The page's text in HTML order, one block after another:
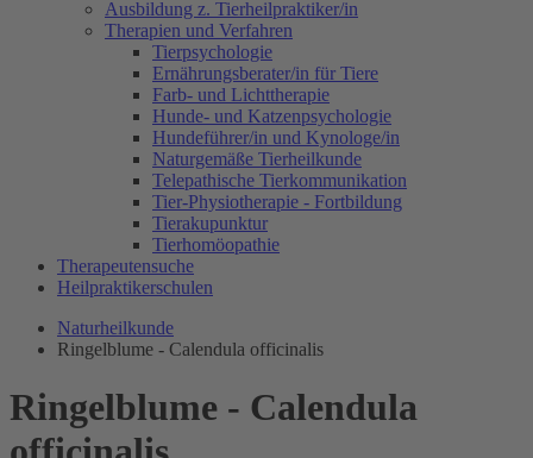
Ausbildung z. Tierheilpraktiker/in
Therapien und Verfahren
Tierpsychologie
Ernährungsberater/in für Tiere
Farb- und Lichttherapie
Hunde- und Katzenpsychologie
Hundeführer/in und Kynologe/in
Naturgemäße Tierheilkunde
Telepathische Tierkommunikation
Tier-Physiotherapie - Fortbildung
Tierakupunktur
Tierhomöopathie
Therapeutensuche
Heilpraktikerschulen
Naturheilkunde
Ringelblume - Calendula officinalis
Ringelblume - Calendula